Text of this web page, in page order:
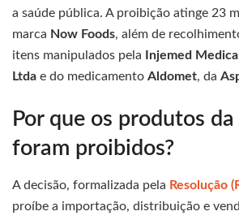
a saúde pública. A proibição atinge 23
marca Now Foods, além de
itens manipulados pela
Injemed
Ltda e do medicamento Aldomet, da
Por que os produtos
foram proibidos?
A decisão, formalizada pela Resolução
proíbe a importação, distribuição e